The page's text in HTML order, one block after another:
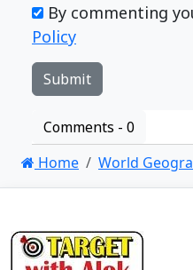
By commenting
Policy
Comments - 0
Home
World